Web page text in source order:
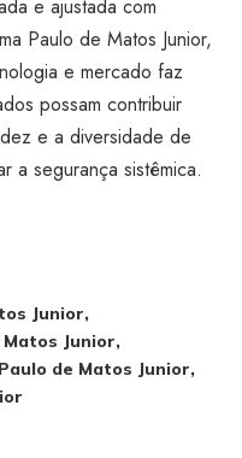
e ajustada com
Paulo de Matos Junior,
e mercado faz
possam contribuir
e a diversidade de
a segurança sistêmica.
Junior
Junior
de Matos Junior